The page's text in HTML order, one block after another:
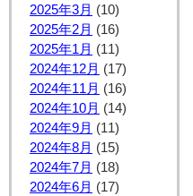
2025年3月 (10)
2025年2月 (16)
2025年1月 (11)
2024年12月 (17)
2024年11月 (16)
2024年10月 (14)
2024年9月 (11)
2024年8月 (15)
2024年7月 (18)
2024年6月 (17)